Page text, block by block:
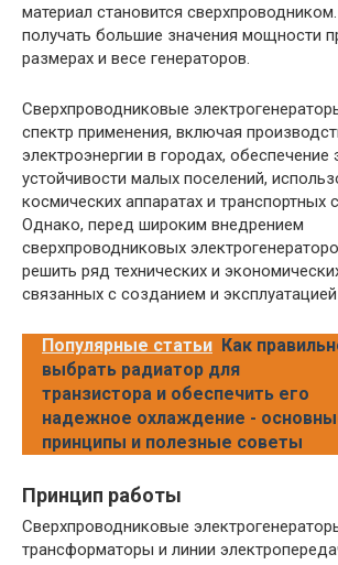
материал становится
получать большие значения мощности
размерах и весе генераторов.
Сверхпроводниковые
спектр применения, включая
электроэнергии в городах, обеспечение
устойчивости малых поселений,
космических аппаратах и транспортных
Однако, перед широким внедрением
сверхпроводниковых
решить ряд технических и
связанных с созданием и эксплуатацией
Популярные статьи Как
выбрать радиатор для
транзистора и обеспечить его
надежное охлаждение -
принципы и полезные советы
Принцип работы
Сверхпроводниковые
трансформаторы и линии